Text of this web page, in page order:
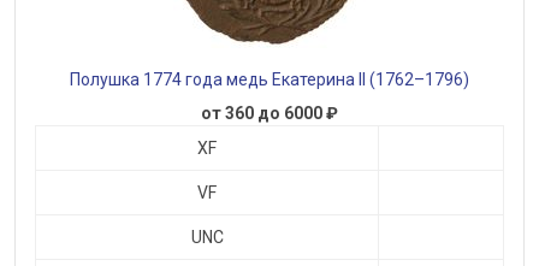
Полушка 1774 года медь Екатерина II (1762–1796)
от 360 до 6000 ₽
XF
VF
UNC